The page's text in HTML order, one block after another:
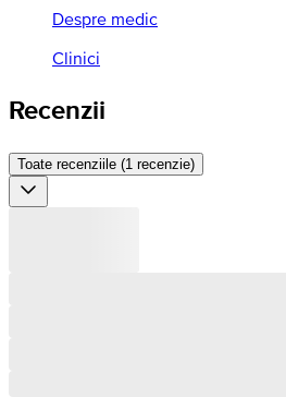
Despre medic
Clinici
Recenzii
Toate recenziile (1 recenzie)